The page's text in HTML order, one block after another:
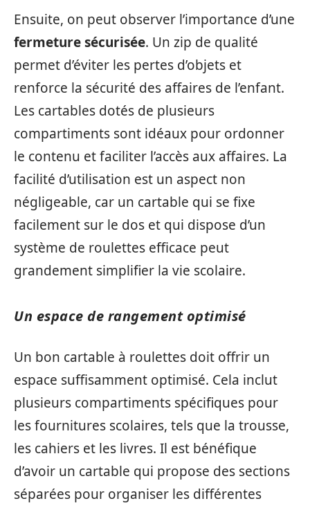
Ensuite, on peut observer l’importance d’une
fermeture sécurisée. Un zip de qualité
permet d’éviter les pertes d’objets et
renforce la sécurité des affaires de l’enfant.
Les cartables dotés de plusieurs
compartiments sont idéaux pour ordonner
le contenu et faciliter l’accès aux affaires. La
facilité d’utilisation est un aspect non
négligeable, car un cartable qui se fixe
facilement sur le dos et qui dispose d’un
système de roulettes efficace peut
grandement simplifier la vie scolaire.
Un espace de rangement optimisé
Un bon cartable à roulettes doit offrir un
espace suffisamment optimisé. Cela inclut
plusieurs compartiments spécifiques pour
les fournitures scolaires, tels que la trousse,
les cahiers et les livres. Il est bénéfique
d’avoir un cartable qui propose des sections
séparées pour organiser les différentes